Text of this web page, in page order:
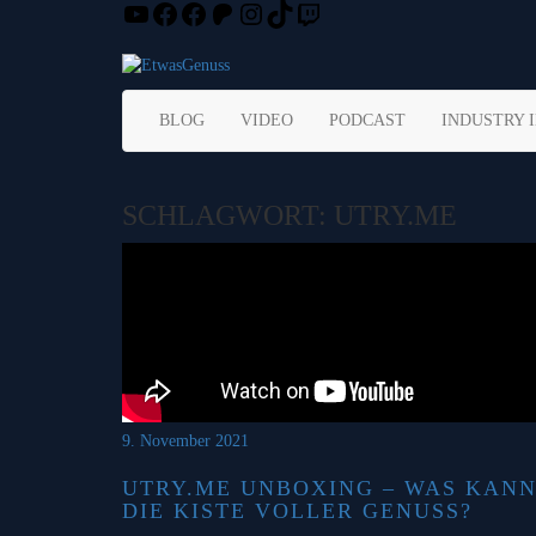
YouTube
Facebook
Facebook
Patreon
Instagram
TikTok
Twitch
BLOG VIDEO PODCAST INDUSTRY
SCHLAGWORT: UTRY.ME
9. November 2021
UTRY.ME UNBOXING – WAS KANN
DIE KISTE VOLLER GENUSS?